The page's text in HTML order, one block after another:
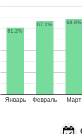
Январь Февраль Март
61.2%
67.1% 68.8%